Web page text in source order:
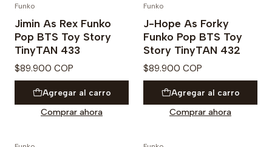
Funko
Jimin As Rex Funko
Pop BTS Toy Story
TinyTAN 433
$89.900 COP
Agregar al carro
Comprar ahora
Funko
J-Hope As Forky
Funko Pop BTS Toy
Story TinyTAN 432
$89.900 COP
Agregar al carro
Comprar ahora